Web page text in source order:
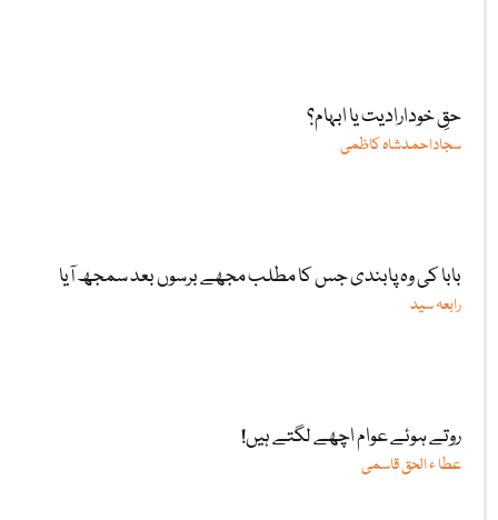
حقِ خودارادیت یا ابہام؟
سجاداحمدشاہ کاظمی
بابا کی وہ پابندی جس کا مطلب مجھے برسوں بعد سمجھ آیا
رابعہ سید
روتے ہوئے عوام اچھے لگتے ہیں!
عطا ء الحق قاسمی